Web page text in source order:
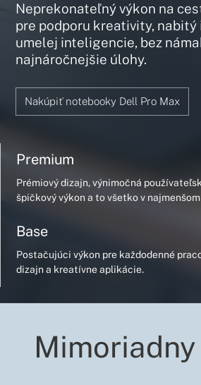
Neprekonateľný výkon na
pre podporu kreativity, nabitý
umelej inteligencie, bez
najnáročnejšie úlohy.
Nakúpiť notebooky Dell Pro Max
Premium
Prémiový dizajn, výnimočná
špičkový výkon a to všetko v
Base
Postačujúci výkon pre každodenné
dizajn a kreatívne aplikácie.